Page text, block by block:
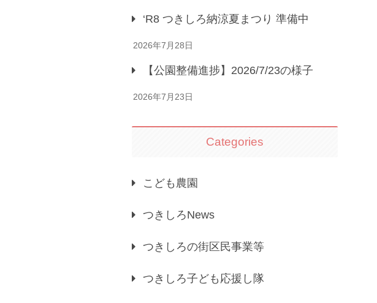
‘R8 つきしろ納涼夏まつり 準備中
2026年7月28日
【公園整備進捗】2026/7/23の様子
2026年7月23日
Categories
こども農園
つきしろNews
つきしろの街区民事業等
つきしろ子ども応援し隊